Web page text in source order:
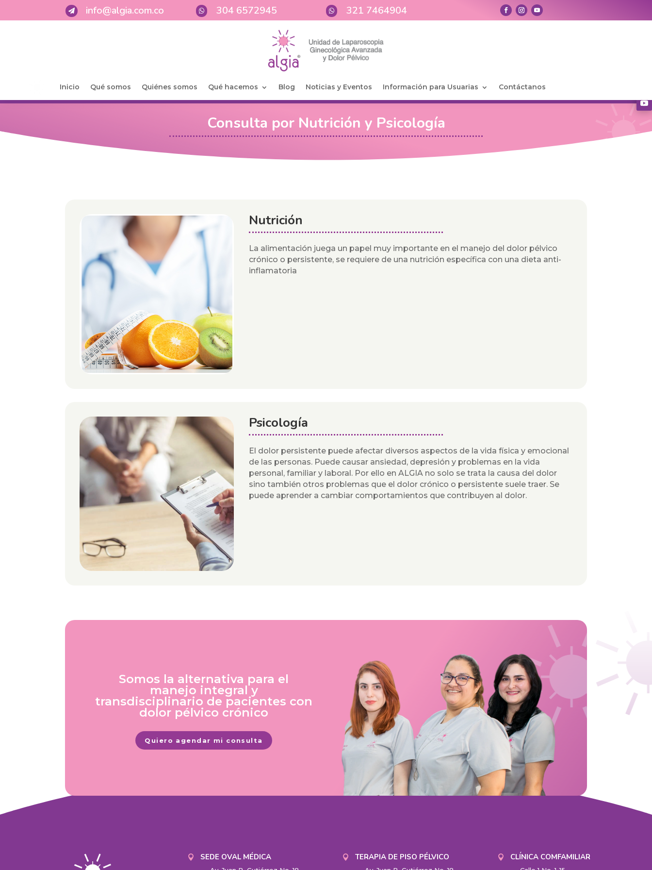
 info@algia.com.co  304 6572945  321 7464904
Inicio Qué somos Quiénes somos Qué hacemos Blog Noticias y Eventos Información para Usuarias Contáctanos
Consulta por Nutrición y Psicología
Nutrición
La alimentación juega un papel muy importante en el manejo del dolor pélvico
crónico o persistente, se requiere de una nutrición específica con una dieta anti-
inflamatoria
Psicología
El dolor persistente puede afectar diversos aspectos de la vida física y emocional
de las personas. Puede causar ansiedad, depresión y problemas en la vida
personal, familiar y laboral. Por ello en ALGIA no solo se trata la causa del dolor
sino también otros problemas que el dolor crónico o persistente suele traer. Se
puede aprender a cambiar comportamientos que contribuyen al dolor.
Somos la alternativa para el
manejo integral y
transdisciplinario de pacientes con
dolor pélvico crónico
Quiero agendar mi consulta
 SEDE OVAL MÉDICA  TERAPIA DE PISO PÉLVICO  CLÍNICA COMFAMILIAR